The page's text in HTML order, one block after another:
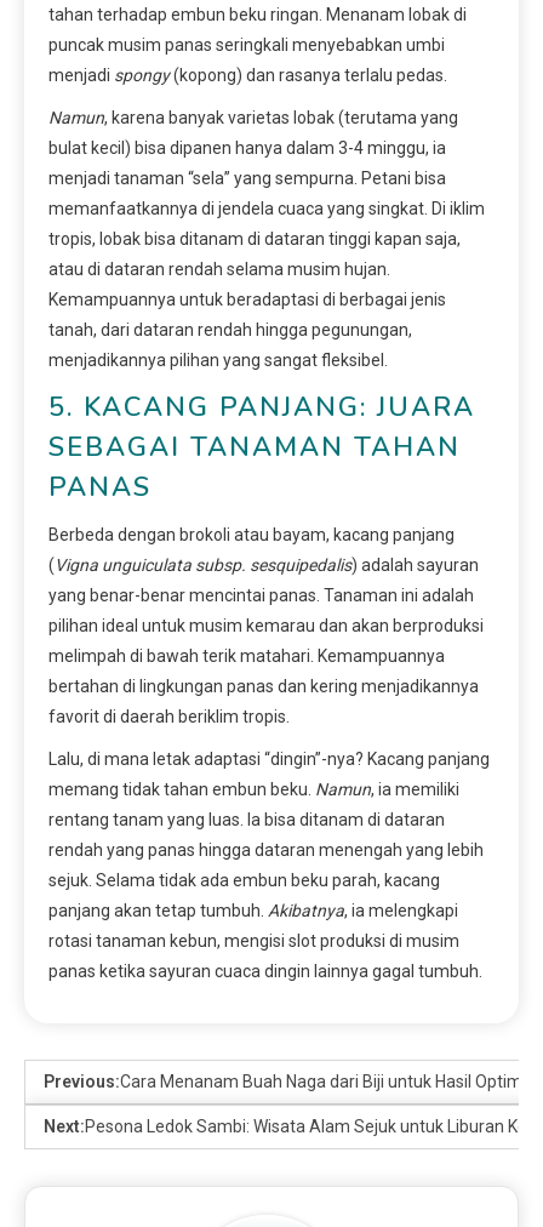
tahan terhadap embun beku ringan. Menanam lobak di
puncak musim panas seringkali menyebabkan umbi
menjadi spongy(kopong) dan rasanya terlalu pedas.
Namun, karena banyak varietas lobak (terutama yang
bulat kecil) bisa dipanen hanya dalam 3-4 minggu, ia
menjadi tanaman “sela” yang sempurna. Petani bisa
memanfaatkannya di jendela cuaca yang singkat. Di iklim
tropis, lobak bisa ditanam di dataran tinggi kapan saja,
atau di dataran rendah selama musim hujan.
Kemampuannya untuk beradaptasi di berbagai jenis
tanah, dari dataran rendah hingga pegunungan,
menjadikannya pilihan yang sangat fleksibel.
5. KACANG PANJANG: JUARA
SEBAGAI TANAMAN TAHAN
PANAS
Berbeda dengan brokoli atau bayam, kacang panjang
(Vigna unguiculata subsp. sesquipedalis) adalah sayuran
yang benar-benar mencintai panas. Tanaman ini adalah
pilihan ideal untuk musim kemarau dan akan berproduksi
melimpah di bawah terik matahari. Kemampuannya
bertahan di lingkungan panas dan kering menjadikannya
favorit di daerah beriklim tropis.
Lalu, di mana letak adaptasi “dingin”-nya? Kacang panjang
memang tidak tahan embun beku. Namun, ia memiliki
rentang tanam yang luas. Ia bisa ditanam di dataran
rendah yang panas hingga dataran menengah yang lebih
sejuk. Selama tidak ada embun beku parah, kacang
panjang akan tetap tumbuh. Akibatnya, ia melengkapi
rotasi tanaman kebun, mengisi slot produksi di musim
panas ketika sayuran cuaca dingin lainnya gagal tumbuh.
Previous:Cara Menanam Buah Naga dari Biji untuk Hasil
Next:Pesona Ledok Sambi: Wisata Alam Sejuk untuk Liburan